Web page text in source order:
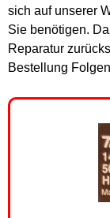
sich auf unserer
Sie benötigen.
Reparatur
Bestellung